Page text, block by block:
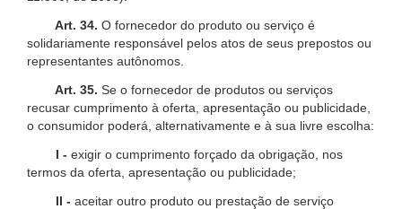
Art. 34. O fornecedor do produto ou serviço é
solidariamente responsável pelos atos de seus prepostos ou
representantes autônomos.
Art. 35. Se o fornecedor de produtos ou serviços
recusar cumprimento à oferta, apresentação ou publicidade,
o consumidor poderá, alternativamente e à sua livre escolha:
I - exigir o cumprimento forçado da obrigação, nos
termos da oferta, apresentação ou publicidade;
II - aceitar outro produto ou prestação de serviço